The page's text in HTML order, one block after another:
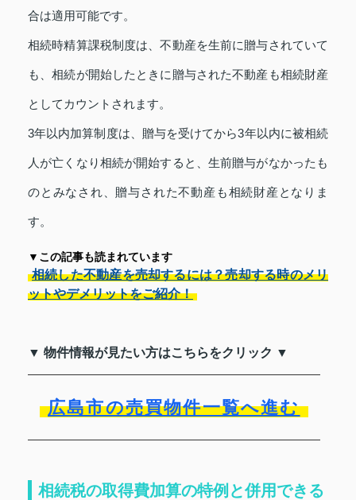
合は適用可能です。
相続時精算課税制度は、不動産を生前に贈与されていて
も、相続が開始したときに贈与された不動産も相続財産
としてカウントされます。
3年以内加算制度は、贈与を受けてから3年以内に被相続
人が亡くなり相続が開始すると、生前贈与がなかったも
のとみなされ、贈与された不動産も相続財産となりま
す。
▼この記事も読まれています
相続した不動産を売却するには？売却する時のメリ
ットやデメリットをご紹介！
▼ 物件情報が見たい方はこちらをクリック ▼
広島市の売買物件一覧へ進む
相続税の取得費加算の特例と併用できる